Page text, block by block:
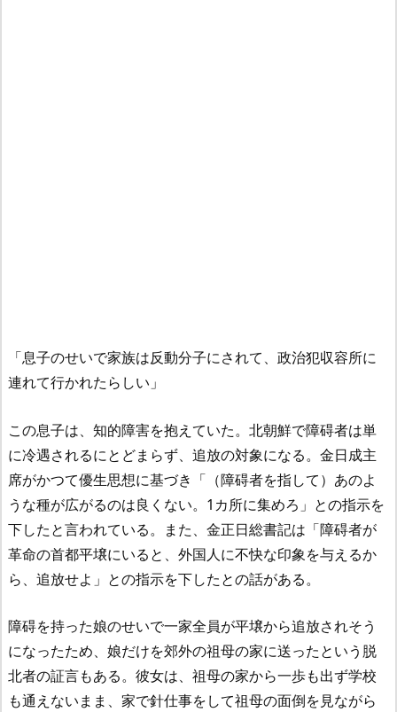
「息子のせいで家族は反動分子にされて、政治犯収容所に
連れて行かれたらしい」
この息子は、知的障害を抱えていた。北朝鮮で障碍者は単
に冷遇されるにとどまらず、追放の対象になる。金日成主
席がかつて優生思想に基づき「（障碍者を指して）あのよ
うな種が広がるのは良くない。1カ所に集めろ」との指示を
下したと言われている。また、金正日総書記は「障碍者が
革命の首都平壌にいると、外国人に不快な印象を与えるか
ら、追放せよ」との指示を下したとの話がある。
障碍を持った娘のせいで一家全員が平壌から追放されそう
になったため、娘だけを郊外の祖母の家に送ったという脱
北者の証言もある。彼女は、祖母の家から一歩も出ず学校
も通えないまま、家で針仕事をして祖母の面倒を見ながら